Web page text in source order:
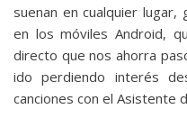
suenan en cualquier lugar,
en los móviles Android,
directo que nos ahorra
ido perdiendo interés
canciones con el Asistente